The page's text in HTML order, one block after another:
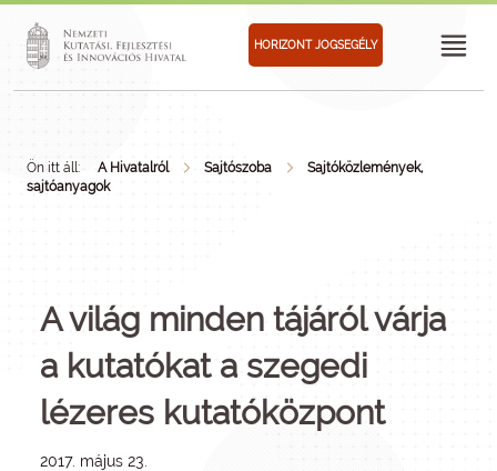
HORIZONT JOGSEGÉLY
Ön itt áll: A Hivatalról Sajtószoba
Sajtóközlemények,
sajtóanyagok
A világ minden tájáról várja
a kutatókat a szegedi
lézeres kutatóközpont
2017. május 23.